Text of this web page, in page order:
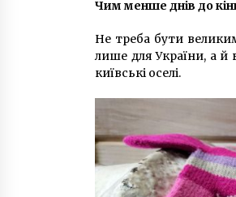
2
У КМДА
СБУ
6
Чим менше днів до
Не треба бути
лише для України, а й
київські оселі.